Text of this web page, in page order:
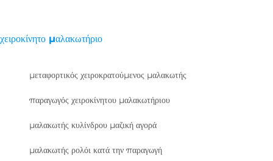
χειροκίνητο μαλακωτήριο
μεταφορτικός χειροκρατούμενος μαλακωτής
παραγωγός χειροκίνητου μαλακωτήριου
μαλακωτής κυλίνδρου μαζική αγορά
μαλακωτής ρολόι κατά την παραγωγή